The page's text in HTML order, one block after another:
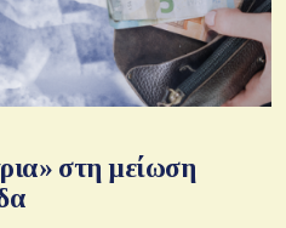
στη μείωση